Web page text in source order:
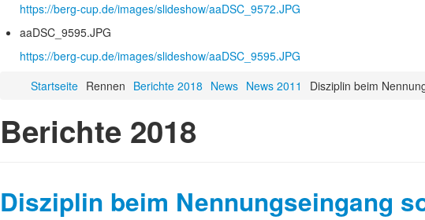
https://berg-cup.de/images/slideshow/aaDSC_9572.JPG
aaDSC_9595.JPG
https://berg-cup.de/images/slideshow/aaDSC_9595.JPG
Startseite Rennen Berichte 2018 News News 2011 Disziplin beim
Berichte 2018
Disziplin beim Nennungseingang